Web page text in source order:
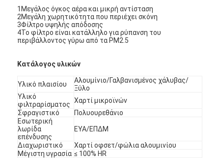
Βίντεο
Σχετικά με εμάς
Επικοινωνήστε μαζί μας
Ειδήσεις
Μιλήστε τώρα.
1Μεγάλος όγκος αέρα και μικρή αντίσταση
2Μεγάλη χωρητικότητα που περιέχει σκόνη
3Φίλτρο υψηλής απόδοσης
4Το φίλτρο είναι κατάλληλο για ρύπανση του
περιβάλλοντος γύρω από τα PM2.5
Κατάλογος υλικών
Υλικό πλαισίου
Αλουμίνιο/Γαλβανισμένος χάλυβας/
Ξύλο
Υλικό
φιλτραρίσματος Χαρτί μικροϊνών
Σφραγιστικό
Πολυουρεθάνιο
Εσωτερική
λωρίδα
επένδυσης
ΕΥΑ/ΕΠΔΜ
Διαχωριστικό
Χαρτί οφσετ/φώλια αλουμινίου
Μέγιστη υγρασία ≤ 100% HR